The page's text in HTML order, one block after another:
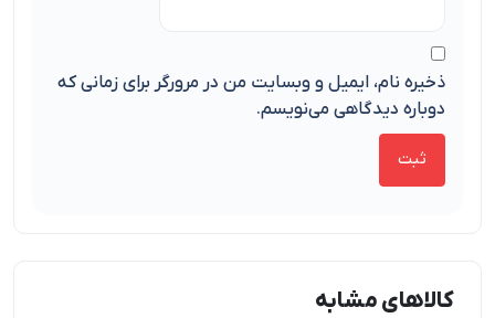
ذخیره نام، ایمیل و وبسایت من در مرورگر برای زمانی که
دوباره دیدگاهی می‌نویسم.
کالاهای مشابه